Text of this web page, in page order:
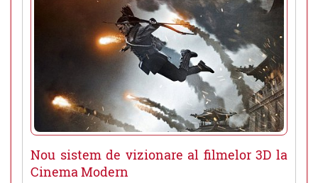
Nou sistem de vizionare al filmelor 3D la
Cinema Modern